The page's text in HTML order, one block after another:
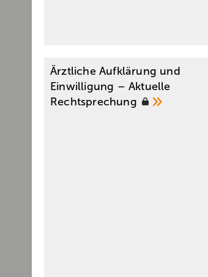
Ärztliche Aufklärung und
Einwilligung – Aktuelle
Rechtsprechung